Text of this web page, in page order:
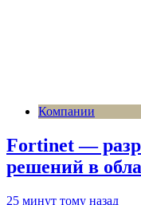
Компании
Fortinet —
решений в
25 минут тому назад